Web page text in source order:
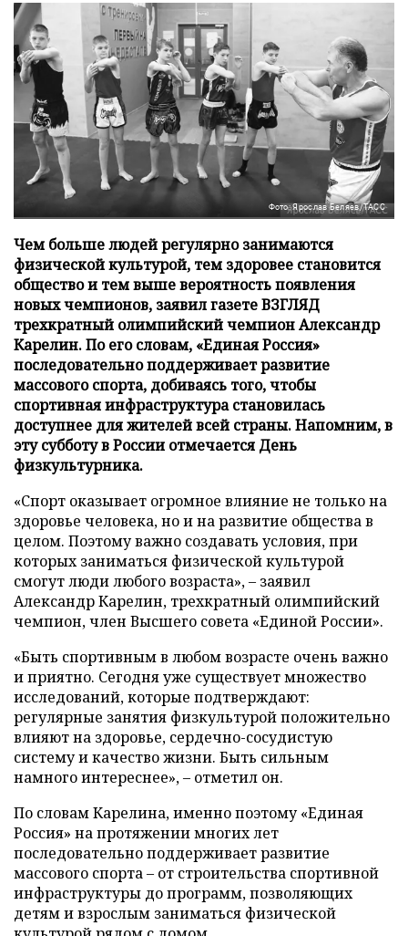
Фото: Ярослав Беляев/ТАСС
Чем больше людей регулярно занимаются
физической культурой, тем здоровее становится
общество и тем выше вероятность появления
новых чемпионов, заявил газете ВЗГЛЯД
трехкратный олимпийский чемпион Александр
Карелин. По его словам, «Единая Россия»
последовательно поддерживает развитие
массового спорта, добиваясь того, чтобы
спортивная инфраструктура становилась
доступнее для жителей всей страны. Напомним, в
эту субботу в России отмечается День
физкультурника.
«Спорт оказывает огромное влияние не только на
здоровье человека, но и на развитие общества в
целом. Поэтому важно создавать условия, при
которых заниматься физической культурой
смогут люди любого возраста», – заявил
Александр Карелин, трехкратный олимпийский
чемпион, член Высшего совета «Единой России».
«Быть спортивным в любом возрасте очень важно
и приятно. Сегодня уже существует множество
исследований, которые подтверждают:
регулярные занятия физкультурой положительно
влияют на здоровье, сердечно-сосудистую
систему и качество жизни. Быть сильным
намного интереснее», – отметил он.
По словам Карелина, именно поэтому «Единая
Россия» на протяжении многих лет
последовательно поддерживает развитие
массового спорта – от строительства спортивной
инфраструктуры до программ, позволяющих
детям и взрослым заниматься физической